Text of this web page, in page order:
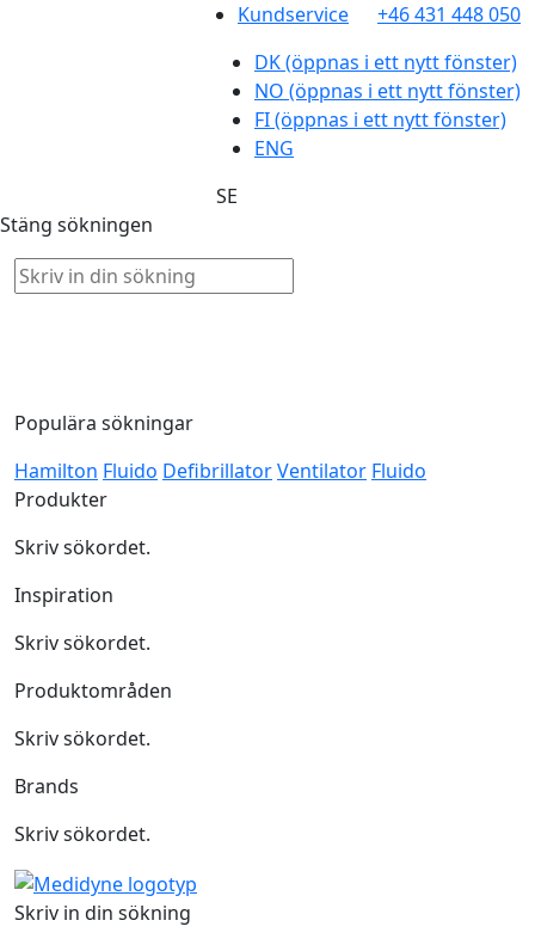
Kundservice
+46 431 448 050
DK(öppnas i ett nytt fönster)
NO (öppnas i ett nytt fönster)
FI(öppnas i ett nytt fönster)
ENG
SE
Stäng sökningen
Populära sökningar
Hamilton Fluido DefibrillatorVentilator Fluido
Produkter
Skriv sökordet.
Inspiration
Skriv sökordet.
Produktområden
Skriv sökordet.
Brands
Skriv sökordet.
Skriv in din sökning